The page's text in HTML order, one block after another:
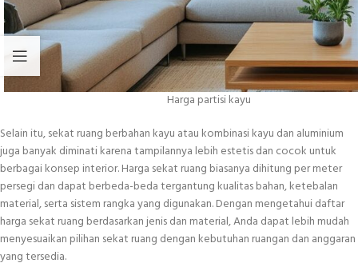
Harga partisi kayu
Selain itu, sekat ruang berbahan kayu atau kombinasi kayu dan aluminium
juga banyak diminati karena tampilannya lebih estetis dan cocok untuk
berbagai konsep interior. Harga sekat ruang biasanya dihitung per meter
persegi dan dapat berbeda-beda tergantung kualitas bahan, ketebalan
material, serta sistem rangka yang digunakan. Dengan mengetahui daftar
harga sekat ruang berdasarkan jenis dan material, Anda dapat lebih mudah
menyesuaikan pilihan sekat ruang dengan kebutuhan ruangan dan anggaran
yang tersedia.